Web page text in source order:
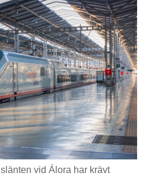
vid Álora har krävt